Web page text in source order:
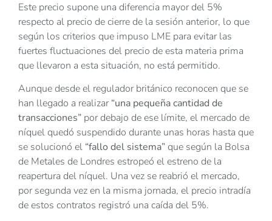
Este precio supone una diferencia mayor del 5%
respecto al precio de cierre de la sesión anterior, lo que
según los criterios que impuso LME para evitar las
fuertes fluctuaciones del precio de esta materia prima
que llevaron a esta situación, no está permitido.
Aunque desde el regulador británico reconocen que se
han llegado a realizar“una pequeña cantidad de
transacciones” por debajo de ese límite, el mercado de
níquel quedó suspendido durante unas horas hasta que
se solucionó el “fallo del sistema”que según la Bolsa
de Metales de Londres estropeó el estreno de la
reapertura del níquel. Una vez se reabrió el mercado,
por segunda vez en la misma jornada, el precio intradía
de estos contratos registró una caída del 5%.